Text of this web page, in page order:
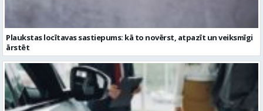
Plaukstas locītavas sastiepums: kā to novērst, atpazīt un veiksmīgi
ārstēt